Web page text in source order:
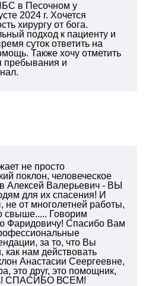
в Песочном у
2024 г. Хочется
хирургу от бога.
подход к пациенту и
суток ответить на
Также хочу отметить
пребывания и
не просто
поклон, человеческое
Валерьевич - ВЫ
для их спасения! И
от многолетней работы,
свыше..... Говорим
Спасибо Вам
за то, что Вы
как нам действовать
Анастасии Сеергеевне,
это друг, это помощник,
СПАСИБО ВСЕМ!